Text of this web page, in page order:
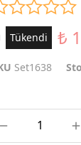
Tükendi ₺
Set1638